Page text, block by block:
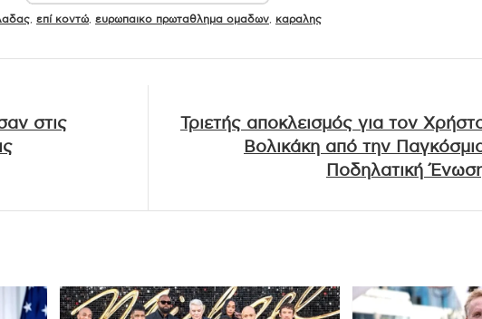
επί κοντώ, ευρωπαικο πρωταθλημα ομαδων καραλης
στις
Τριετής αποκλεισμός για τον
Βολικάκη από την
Ποδηλατική